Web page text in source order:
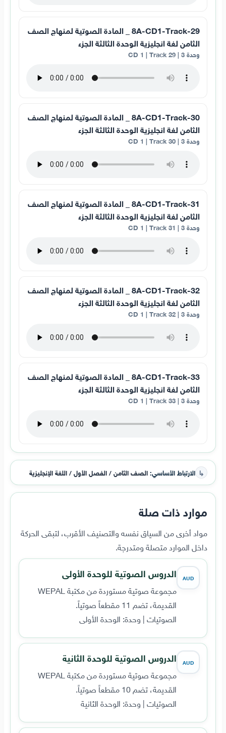
8A-CD1-Track-29 _ المادة الصوتية لمنهاج الصف
الثامن لغة انجليزية الوحدة الثالثة الجزء
وحدة 3 | CD 1 | Track 29
8A-CD1-Track-30 _ المادة الصوتية لمنهاج الصف
الثامن لغة انجليزية الوحدة الثالثة الجزء
وحدة 3 | CD 1 | Track 30
8A-CD1-Track-31 _ المادة الصوتية لمنهاج الصف
الثامن لغة انجليزية الوحدة الثالثة الجزء
وحدة 3 | CD 1 | Track 31
8A-CD1-Track-32 _ المادة الصوتية لمنهاج الصف
الثامن لغة انجليزية الوحدة الثالثة الجزء
وحدة 3 | CD 1 | Track 32
8A-CD1-Track-33 _ المادة الصوتية لمنهاج الصف
الثامن لغة انجليزية الوحدة الثالثة الجزء
وحدة 3 | CD 1 | Track 33
↳ الارتباط الأساسي:الصف الثامن / الفصل الأول / اللغة الإنجليزية
موارد ذات صلة
مواد أخرى من السياق نفسه والتصنيف الأقرب، لتبقى الحركة
داخل الموارد متصلة ومتدرجة.
AUD الدروس الصوتية للوحدة الأولى
مجموعة صوتية مستوردة من مكتبة WEPAL
القديمة، تضم 11 مقطعاً صوتياً.
الصوتيات | وحدة: الوحدة الأولى
AUD الدروس الصوتية للوحدة الثانية
مجموعة صوتية مستوردة من مكتبة WEPAL
القديمة، تضم 10 مقطعاً صوتياً.
الصوتيات | وحدة: الوحدة الثانية